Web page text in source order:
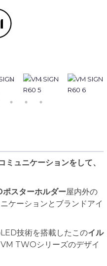
ミュニケーションをして、
ポスターホルダー屋内外の
ケーションとブランドアイ
技術を搭載したこのイル
TWOシリーズのデザイ